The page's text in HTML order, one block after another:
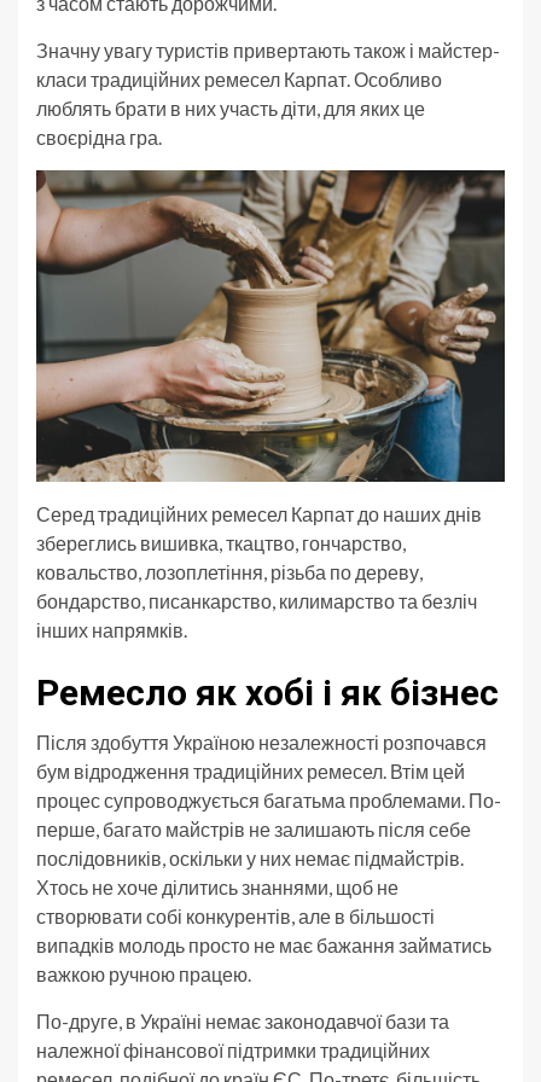
Значну увагу туристів привертають також і майстер-
класи традиційних ремесел Карпат. Особливо
люблять брати в них участь діти, для яких це
своєрідна гра.
Серед традиційних ремесел Карпат до наших днів
збереглись вишивка, ткацтво, гончарство,
ковальство, лозоплетіння, різьба по дереву,
бондарство, писанкарство, килимарство та безліч
інших напрямків.
Ремесло як хобі і як бізнес
Після здобуття Україною незалежності розпочався
бум відродження традиційних ремесел. Втім цей
процес супроводжується багатьма проблемами. По-
перше, багато майстрів не залишають після себе
послідовників, оскільки у них немає підмайстрів.
Хтось не хоче ділитись знаннями, щоб не
створювати собі конкурентів, але в більшості
випадків молодь просто не має бажання займатись
важкою ручною працею.
По-друге, в Україні немає законодавчої бази та
належної фінансової підтримки традиційних